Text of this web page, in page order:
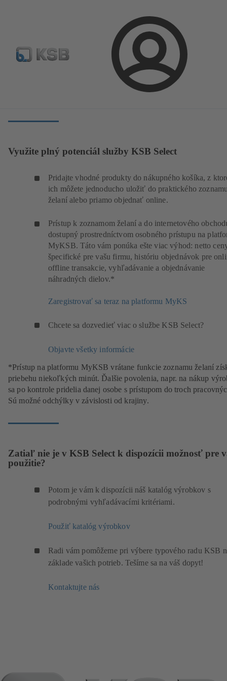
Prihlásenie
Konfiguračné nástroje
Využite plný potenciál služby KSB Select
Pridajte vhodné produkty do nákupného košíka, z
ich môžete jednoducho uložiť do praktického
želaní alebo priamo objednať online.
Prístup k zoznamom želaní a do internetového
dostupný prostredníctvom osobného prístupu na
MyKSB. Táto vám ponúka ešte viac výhod: netto
špecifické pre vašu firmu, históriu objednávok pre
offline transakcie, vyhľadávanie a objednávanie
náhradných dielov.*
Zaregistrovať sa teraz na platformu MyKS
Chcete sa dozvedieť viac o službe KSB Select?
Objavte všetky informácie
*Prístup na platformu MyKSB vrátane funkcie zoznamu želaní
priebehu niekoľkých minút. Ďalšie povolenia, napr. na nákup
sa po kontrole pridelia danej osobe s prístupom do troch
Sú možné odchýlky v závislosti od krajiny.
Zatiaľ nie je v KSB Select k dispozícii možnosť pre
použitie?
Potom je vám k dispozícii náš katalóg výrobkov s
podrobnými vyhľadávacími kritériami.
Použiť katalóg výrobkov
Radi vám pomôžeme pri výbere typového radu KSB
základe vašich potrieb. Tešíme sa na váš dopyt!
Kontaktujte nás